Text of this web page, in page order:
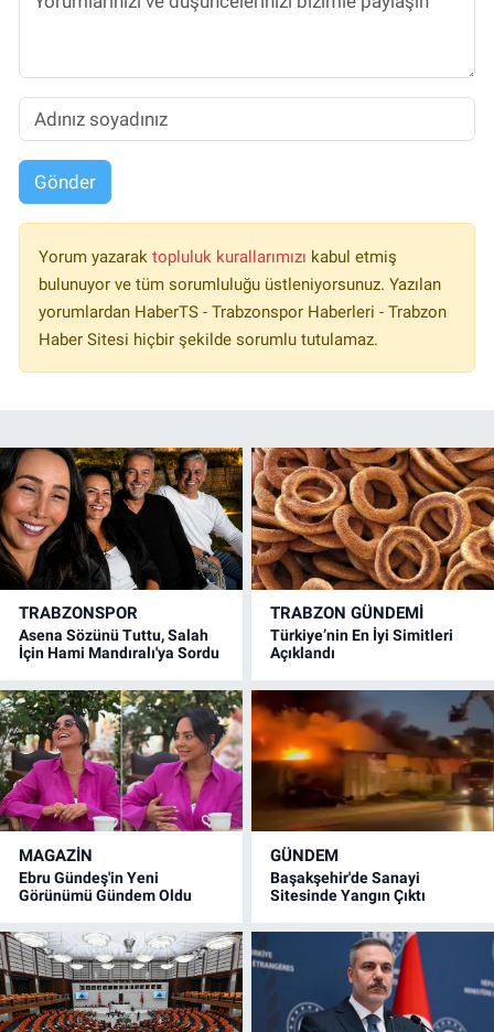
Gönder
Yorum yazarak topluluk kurallarımızı kabul etmiş
bulunuyor ve tüm sorumluluğu üstleniyorsunuz. Yazılan
yorumlardan HaberTS - Trabzonspor Haberleri - Trabzon
Haber Sitesi hiçbir şekilde sorumlu tutulamaz.
TRABZONSPOR
Asena Sözünü Tuttu, Salah
İçin Hami Mandıralı'ya Sordu
TRABZON GÜNDEMİ
Türkiye’nin En İyi Simitleri
Açıklandı
MAGAZİN
Ebru Gündeş'in Yeni
Görünümü Gündem Oldu
GÜNDEM
Başakşehir'de Sanayi
Sitesinde Yangın Çıktı